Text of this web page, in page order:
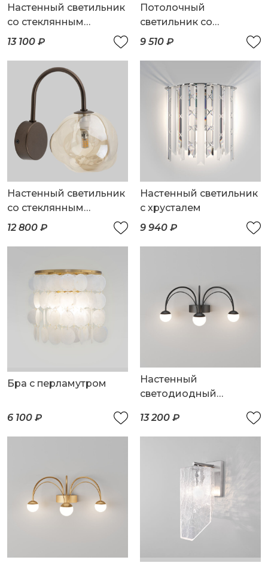
Настенный светильник
со стеклянным
плафоном
13 100 ₽
Потолочный
светильник со
стеклянным плафоном
9 510 ₽
Настенный светильник
со стеклянным
плафоном
12 800 ₽
Настенный светильник
с хрусталем
9 940 ₽
Бра с перламутром
6 100 ₽
Настенный
светодиодный
13 200 ₽